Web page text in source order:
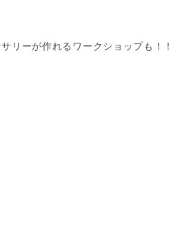
リーが作れるワークショップも！！